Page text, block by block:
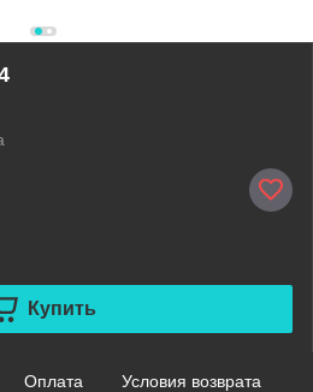
Купить
Оплата Условия возврата